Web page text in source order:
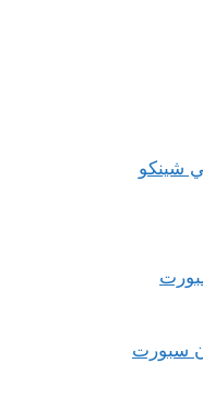
شينكو
سبورت